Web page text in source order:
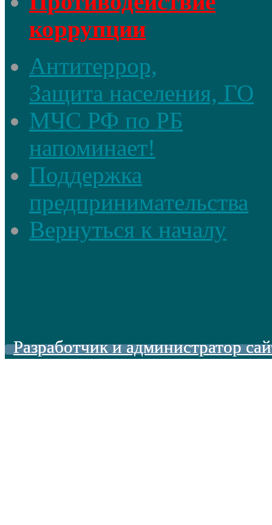
коррупции
Антитеррор,
Защита населения, ГО
МЧС РФ по РБ
напоминает!
Поддержка
предпринимательства
Вернуться к началу
Разработчик и администратор